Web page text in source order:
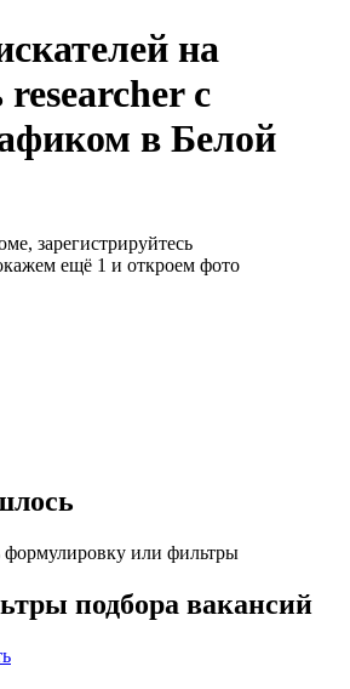
на
с
в Белой
зарегистрируйтесь
ещё 1 и откроем фото
формулировку или фильтры
подбора вакансий